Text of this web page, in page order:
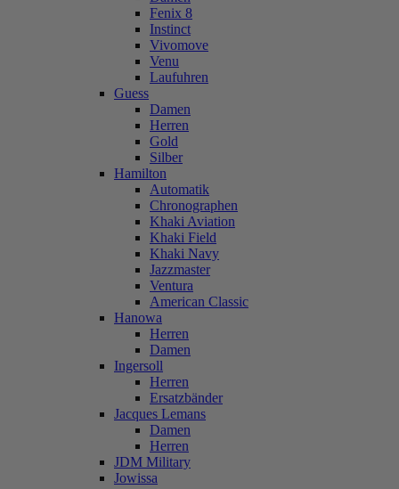
Fenix 8
Instinct
Vivomove
Venu
Laufuhren
Guess
Damen
Herren
Gold
Silber
Hamilton
Automatik
Chronographen
Khaki Aviation
Khaki Field
Khaki Navy
Jazzmaster
Ventura
American Classic
Hanowa
Herren
Damen
Ingersoll
Herren
Ersatzbänder
Jacques Lemans
Damen
Herren
JDM Military
Jowissa